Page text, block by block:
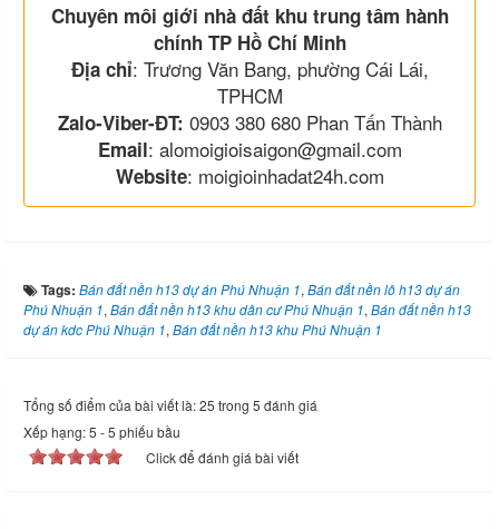
Chuyên môi giới nhà đất khu trung tâm hành
chính TP Hồ Chí Minh
Địa chỉ: Trương Văn Bang, phường Cái Lái,
TPHCM
Zalo-Viber-ĐT: 0903 380 680 Phan Tấn Thành
Email: alomoigioisaigon@gmail.com
Website: moigioinhadat24h.com
Tags: Bán đất nền h13 dự án Phú Nhuận 1, Bán đất nền lô h13 dự án
Phú Nhuận 1, Bán đất nền h13 khu dân cư Phú Nhuận 1, Bán đất nền h13
dự án kdc Phú Nhuận 1, Bán đất nền h13 khu Phú Nhuận 1
Tổng số điểm của bài viết là: 25 trong 5 đánh giá
Xếp hạng:5 -5 phiếu bầu
Click để đánh giá bài viết